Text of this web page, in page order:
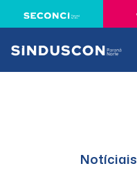
Notíciais